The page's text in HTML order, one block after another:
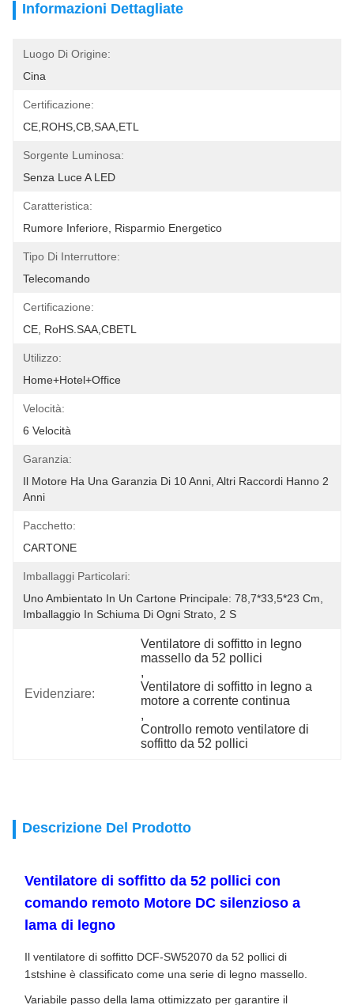
Informazioni Dettagliate
Luogo Di Origine:
Cina
Certificazione:
CE,ROHS,CB,SAA,ETL
Sorgente Luminosa:
Senza Luce A LED
Caratteristica:
Rumore Inferiore, Risparmio Energetico
Tipo Di Interruttore:
Telecomando
Certificazione:
CE, RoHS.SAA,CBETL
Utilizzo:
Home+Hotel+Office
Velocità:
6 Velocità
Garanzia:
Il Motore Ha Una Garanzia Di 10 Anni, Altri Raccordi Hanno 2
Anni
Pacchetto:
CARTONE
Imballaggi Particolari:
Uno Ambientato In Un Cartone Principale: 78,7*33,5*23 Cm,
Imballaggio In Schiuma Di Ogni Strato, 2 S
Evidenziare:
Ventilatore di soffitto in legno
massello da 52 pollici
,
Ventilatore di soffitto in legno a
motore a corrente continua
,
Controllo remoto ventilatore di
soffitto da 52 pollici
Descrizione Del Prodotto
Ventilatore di soffitto da 52 pollici con
comando remoto Motore DC silenzioso a
lama di legno
Il ventilatore di soffitto DCF-SW52070 da 52 pollici di
1stshine è classificato come una serie di legno massello.
Variabile passo della lama ottimizzato per garantire il